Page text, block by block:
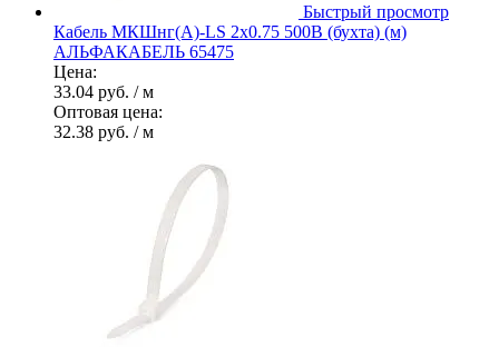
Быстрый просмотр
Кабель МКШнг(А)-LS 2х0.75 500В (бухта) (м)
АЛЬФАКАБЕЛЬ 65475
Цена:
33.04 руб. / м
Оптовая цена:
32.38 руб. / м